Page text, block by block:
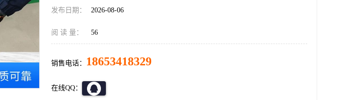
发布日期： 2026-08-06
阅 读 量： 56
销售电话： 18653418329
在线QQ：